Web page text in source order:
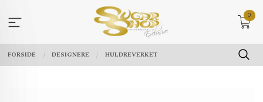
innholdet
0
FORSIDE DESIGNERE HULDREVERKET